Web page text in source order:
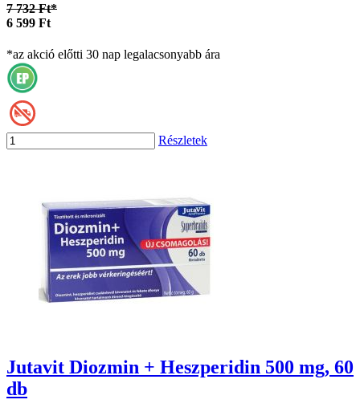
7 732 Ft*
6 599 Ft
*az akció előtti 30 nap legalacsonyabb ára
Részletek
Jutavit Diozmin + Heszperidin 500 mg, 60
db